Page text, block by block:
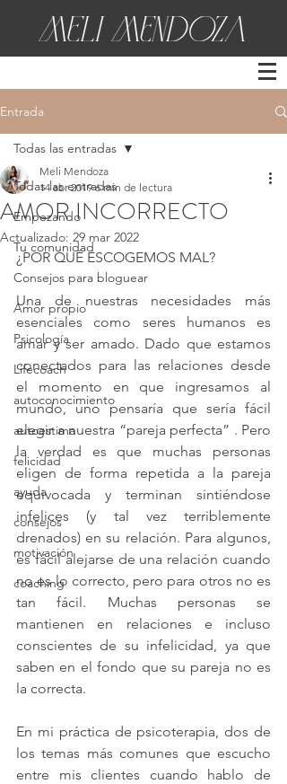
Entrada
Todas las entradas
Empezando
Tu comunidad
Consejos para bloguear
Amor propio
Psicología
Lifecoach
autoconocimiento
autoestima
felicidad
ayuda
consejos
motivación
coaching
Todas las entradas
AMOR INCORRECTO
Meli Mendoza
14 abr 2019 6 min de lectura
Actualizado: 29 mar 2022
¿POR QUÉ ESCOGEMOS MAL?
Una de nuestras necesidades más
esenciales como seres humanos es
amar y ser amado. Dado que estamos
conectados para las relaciones desde
el momento en que ingresamos al
mundo, uno pensaría que sería fácil
elegir a nuestra “pareja perfecta” . Pero
la verdad es que muchas personas
eligen de forma repetida a la pareja
equivocada y terminan sintiéndose
infelices (y tal vez terriblemente
drenados) en su relación. Para algunos,
es fácil alejarse de una relación cuando
no es lo correcto, pero para otros no es
tan fácil. Muchas personas se
mantienen en relaciones e incluso
conscientes de su infelicidad, ya que
saben en el fondo que su pareja no es
la correcta.
En mi práctica de psicoterapia, dos de
los temas más comunes que escucho
entre mis clientes cuando hablo de